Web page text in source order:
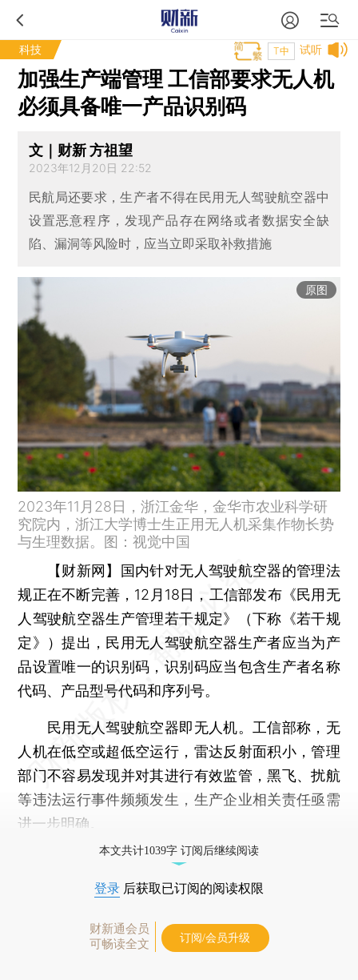
科技 试听
T中
加强生产端管理 工信部要求无人机
必须具备唯一产品识别码
文｜财新 方祖望
2023年12月20日 22:52
民航局还要求，生产者不得在民用无人驾驶航空器中
设置恶意程序，发现产品存在网络或者数据安全缺
陷、漏洞等风险时，应当立即采取补救措施
原图
2023年11月28日，浙江金华，金华市农业科学研
究院内，浙江大学博士生正用无人机采集作物长势
与生理数据。图：视觉中国
【财新网】 国内针对无人驾驶航空器的管理法
规正在不断完善，12月18日，工信部发布《民用无
人驾驶航空器生产管理若干规定》（下称《若干规
定》）提出，民用无人驾驶航空器生产者应当为产
品设置唯一的识别码，识别码应当包含生产者名称
代码、产品型号代码和序列号。
民用无人驾驶航空器即无人机。工信部称，无
人机在低空或超低空运行，雷达反射面积小，管理
部门不容易发现并对其进行有效监管，黑飞、扰航
等违法运行事件频频发生，生产企业相关责任亟需
进一步明确。
本文共计1039字 订阅后继续阅读
登录 后获取已订阅的阅读权限
财新通会员
可畅读全文
订阅/会员升级